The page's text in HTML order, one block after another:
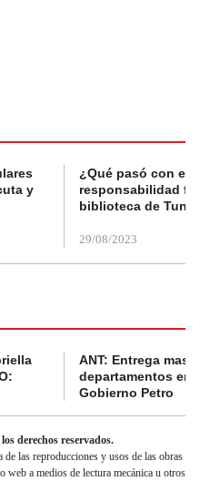
y
¿Qué pasó con el
responsabilidad
biblioteca de
29/08/2023
ANT: Entrega
departamentos en
Gobierno Petro
derechos reservados.
las reproducciones y usos de las obras
web a medios de lectura mecánica u otros